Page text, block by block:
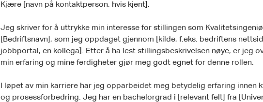
Kjære [navn på kontaktperson, hvis kjent],
Jeg skriver for å uttrykke min interesse for stillingen som
[Bedriftsnavn], som jeg oppdaget gjennom [kilde, f.eks. bedriftens
jobbportal, en kollega]. Etter å ha lest stillingsbeskrivelsen nøye, er jeg
min erfaring og mine ferdigheter gjør meg godt egnet for denne rollen.
I løpet av min karriere har jeg opparbeidet meg betydelig erfaring innen
og prosessforbedring. Jeg har en bachelorgrad i [relevant felt] fra